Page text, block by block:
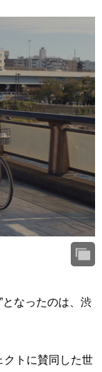
なったのは、渋
クトに賛同した世